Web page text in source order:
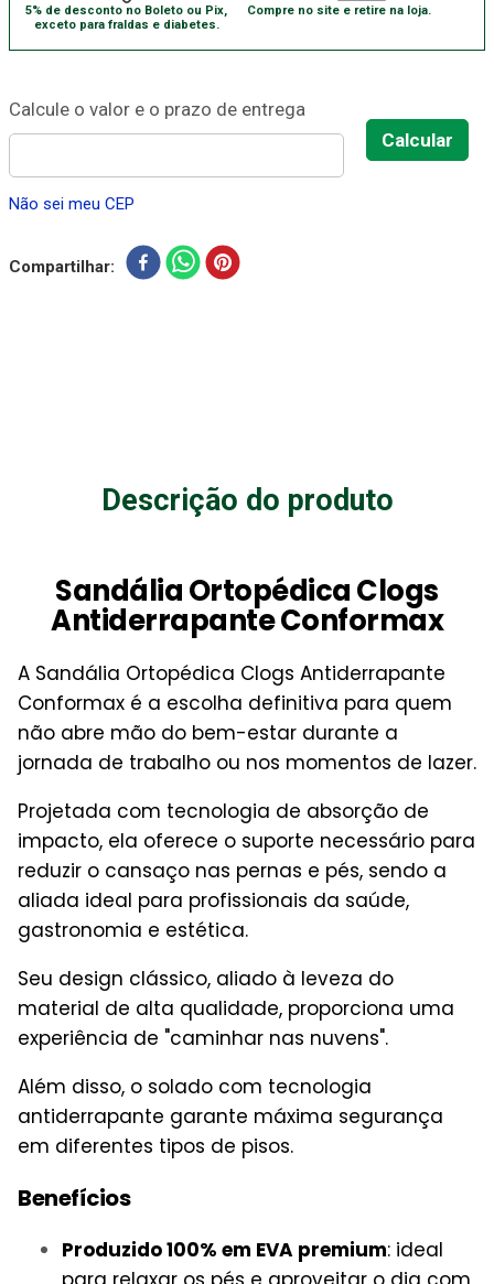
5% de desconto no Boleto ou Pix,
exceto para fraldas e diabetes.
Compre no site e retire na loja.
Não sei meu CEP
Compartilhar
Descrição do produto
Sandália Ortopédica Clogs
Antiderrapante Conformax
A Sandália Ortopédica Clogs Antiderrapante
Conformax é a escolha definitiva para quem
não abre mão do bem-estar durante a
jornada de trabalho ou nos momentos de lazer.
Projetada com tecnologia de absorção de
impacto, ela oferece o suporte necessário para
reduzir o cansaço nas pernas e pés, sendo a
aliada ideal para profissionais da saúde,
gastronomia e estética.
Seu design clássico, aliado à leveza do
material de alta qualidade, proporciona uma
experiência de "caminhar nas nuvens".
Além disso, o solado com tecnologia
antiderrapante garante máxima segurança
em diferentes tipos de pisos.
Benefícios
Produzido 100% em EVA premium: ideal